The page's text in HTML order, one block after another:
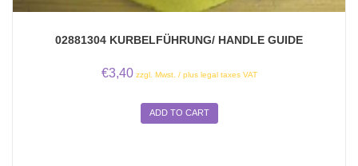
02881304 KURBELFÜHRUNG/ HANDLE GUIDE
€3,40 zzgl. Mwst. / plus legal taxes VAT
ADD TO CART